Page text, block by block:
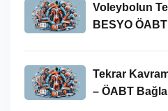
Voleybolun
BESYO
Tekrar
– ÖABT